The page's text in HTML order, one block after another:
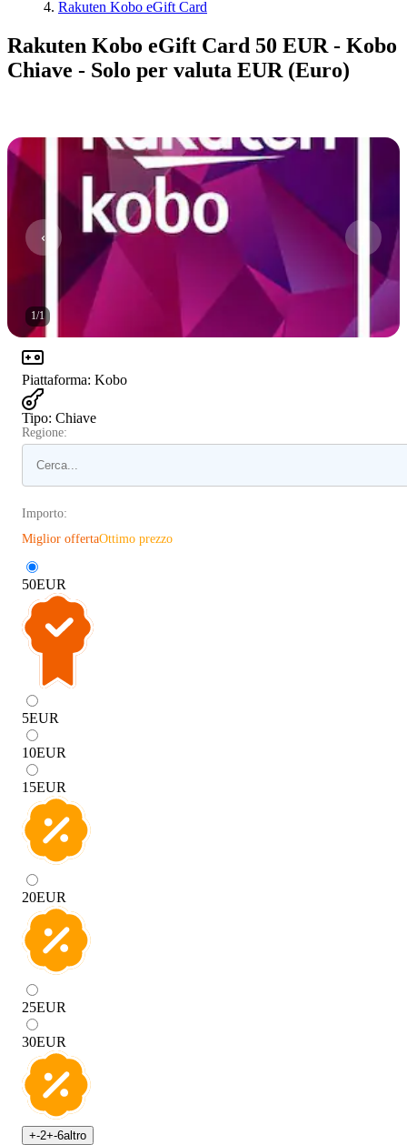
Rakuten Kobo eGift Card
Rakuten Kobo eGift Card 50 EUR - Kobo
Chiave - Solo per valuta EUR (Euro)
1/1
Piattaforma: Kobo
Tipo: Chiave
Regione:
Importo:
Miglior offertaOttimo prezzo
50EUR
5EUR
10EUR
15EUR
20EUR
25EUR
30EUR
+-2+-6altro